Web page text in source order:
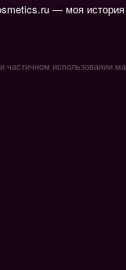
— моя
частичном использовании